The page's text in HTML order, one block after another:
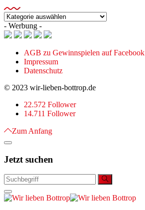
Kategorien
- Werbung -
AGB zu Gewinnspielen auf Facebook
Impressum
Datenschutz
© 2023 wir-lieben-bottrop.de
22.572 Follower
14.711 Follower
Zum Anfang
Jetzt suchen